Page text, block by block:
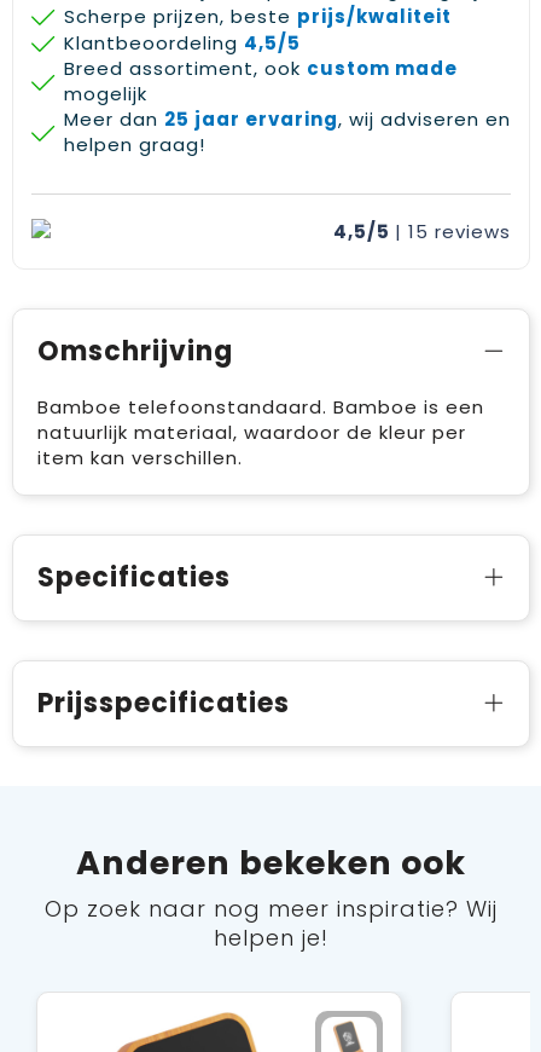
Scherpe prijzen, beste prijs/kwaliteit
Klantbeoordeling 4,5/5
Breed assortiment, ook custom made
mogelijk
Meer dan 25 jaar ervaring, wij adviseren en
helpen graag!
4,5/5 | 15 reviews
Omschrijving
Bamboe telefoonstandaard. Bamboe is een
natuurlijk materiaal, waardoor de kleur per
item kan verschillen.
Specificaties
Prijsspecificaties
Anderen bekeken ook
Op zoek naar nog meer inspiratie? Wij
helpen je!